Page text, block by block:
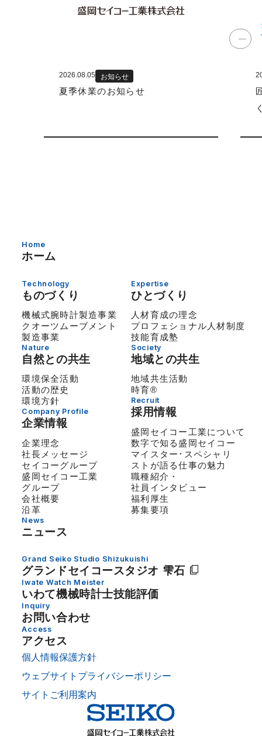
2026.08.05 お知らせ
夏季休業のお知らせ
Home
ホーム
Technology
ものづくり
機械式腕時計製造事業
クオーツムーブメント
製造事業
Nature
自然との共生
環境保全活動
活動の歴史
環境方針
Company Profile
企業情報
企業理念
社長メッセージ
セイコーグループ
盛岡セイコー工業
グループ
会社概要
沿革
News
ニュース
Expertise
ひとづくり
人材育成の理念
プロフェショナル人材制度
技能育成塾
Society
地域との共生
地域共生活動
時育®
Recruit
採用情報
盛岡セイコー工業について
数字で知る盛岡セイコー
マイスター･スペシャリ
ストが語る仕事の魅力
職種紹介・
社員インタビュー
福利厚生
募集要項
Grand Seiko Studio Shizukuishi
グランドセイコースタジオ 雫石
Iwate Watch Meister
いわて機械時計士技能評価
Inquiry
お問い合わせ
Access
アクセス
個人情報保護方針
ウェブサイトプライバシーポリシー
サイトご利用案内